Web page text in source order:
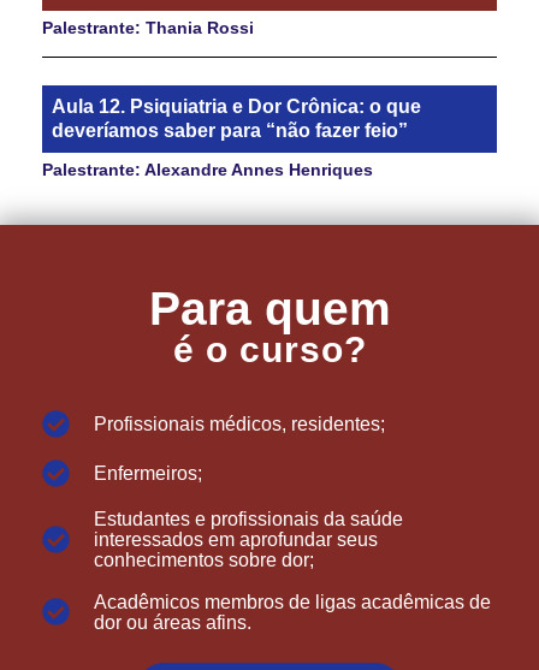
Palestrante: Thania Rossi
Aula 12. Psiquiatria e Dor Crônica: o que
deveríamos saber para “não fazer feio”
Palestrante: Alexandre Annes Henriques
Para quem
é o curso?
Profissionais médicos, residentes;
Enfermeiros;
Estudantes e profissionais da saúde
interessados em aprofundar seus
conhecimentos sobre dor;
Acadêmicos membros de ligas acadêmicas de
dor ou áreas afins.